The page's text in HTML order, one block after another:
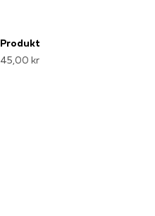
Produkt
45,00 kr